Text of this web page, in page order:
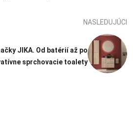
NASLEDUJÚCI
JIKA. Od batérií až po
sprchovacie toalety